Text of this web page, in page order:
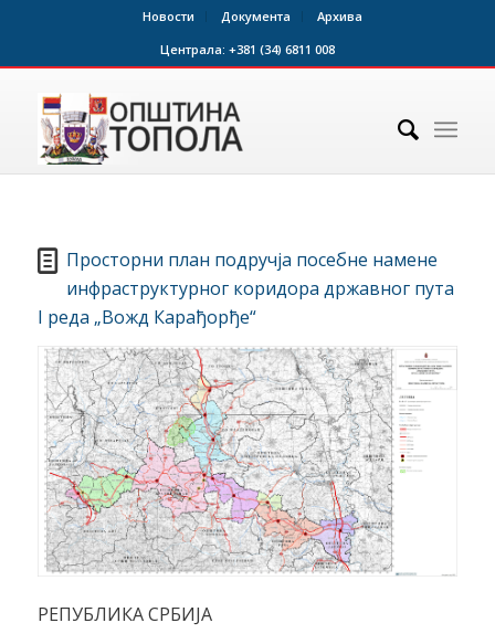
Новости Документа
Архива
Централа: +381 (34) 6811 008
Просторни план подручја посебне намене
инфраструктурног коридора државног пута
I реда „Вожд Карађорђе“
РЕПУБЛИКА СРБИЈА